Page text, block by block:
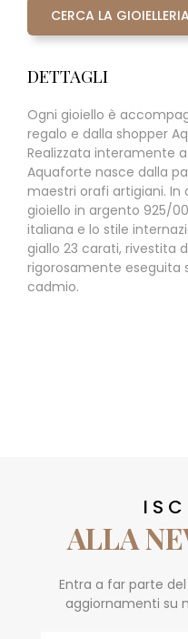
CERCA LA
DETTAGLI
Ogni gioiello è
regalo e dalla shopper
Realizzata interamente
Aquaforte nasce dalla
maestri orafi artigiani. In
gioiello in argento 925/
italiana e lo stile
giallo 23 carati, rivestita
rigorosamente eseguita
cadmio.
ALLA
Entra a far parte
aggiornamenti su